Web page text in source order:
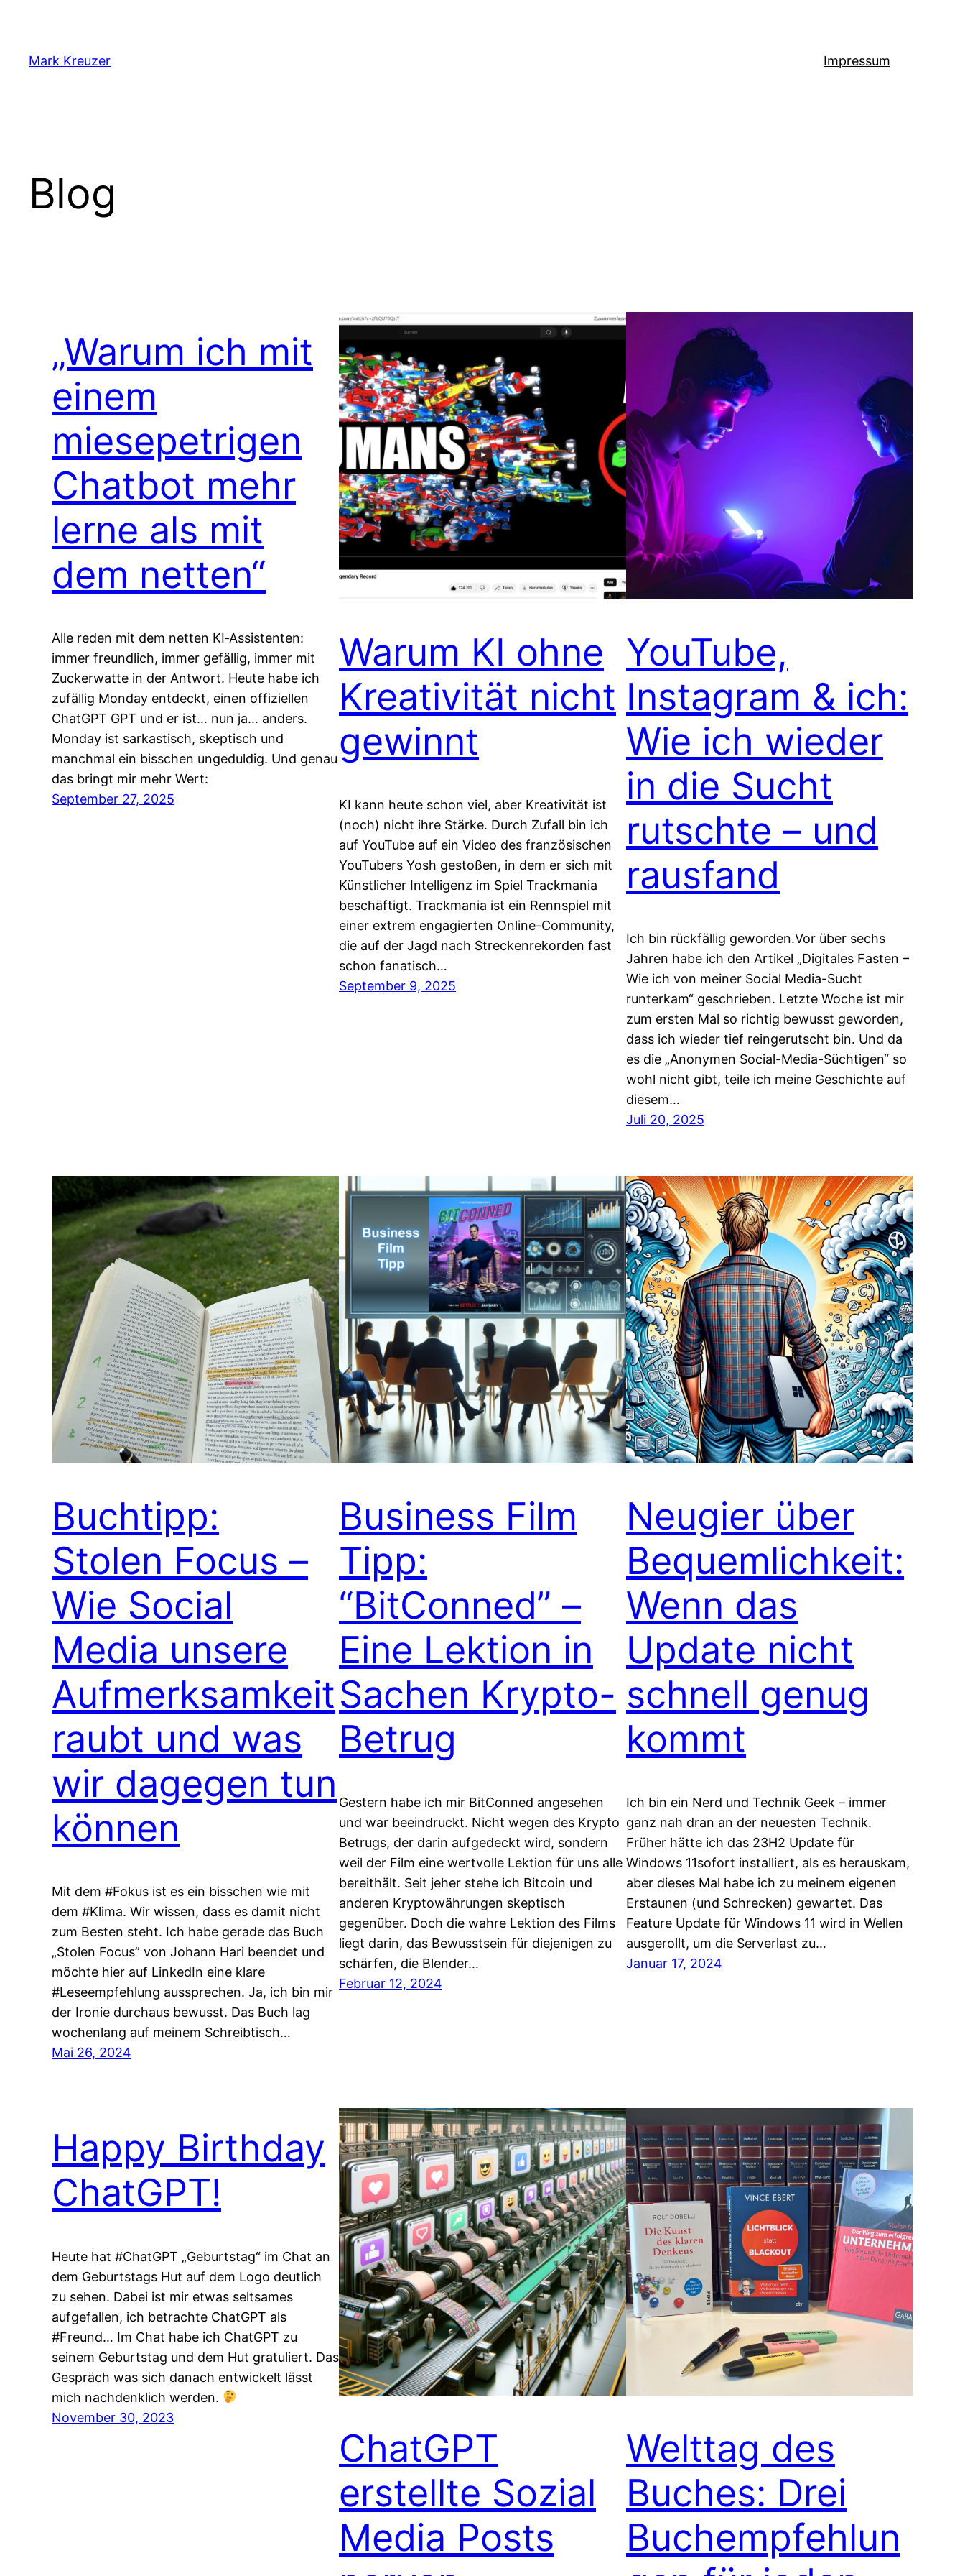
springen
Mark Kreuzer Impressum
Blog
„Warum ich mit
einem
miesepetrigen
Chatbot mehr
lerne als mit
dem netten“
Alle reden mit dem netten KI‑Assistenten:
immer freundlich, immer gefällig, immer mit
Zuckerwatte in der Antwort. Heute habe ich
zufällig Monday entdeckt, einen offiziellen
ChatGPT GPT und er ist… nun ja… anders.
Monday ist sarkastisch, skeptisch und
manchmal ein bisschen ungeduldig. Und genau
das bringt mir mehr Wert:
September 27, 2025
Warum KI ohne
Kreativität nicht
gewinnt
KI kann heute schon viel, aber Kreativität ist
(noch) nicht ihre Stärke. Durch Zufall bin ich
auf YouTube auf ein Video des französischen
YouTubers Yosh gestoßen, in dem er sich mit
Künstlicher Intelligenz im Spiel Trackmania
beschäftigt. Trackmania ist ein Rennspiel mit
einer extrem engagierten Online-Community,
die auf der Jagd nach Streckenrekorden fast
schon fanatisch…
September 9, 2025
YouTube,
Instagram & ich:
Wie ich wieder
in die Sucht
rutschte – und
rausfand
Ich bin rückfällig geworden.Vor über sechs
Jahren habe ich den Artikel „Digitales Fasten –
Wie ich von meiner Social Media-Sucht
runterkam“ geschrieben. Letzte Woche ist mir
zum ersten Mal so richtig bewusst geworden,
dass ich wieder tief reingerutscht bin. Und da
es die „Anonymen Social-Media-Süchtigen“ so
wohl nicht gibt, teile ich meine Geschichte auf
diesem…
Juli 20, 2025
Buchtipp:
Stolen Focus –
Wie Social
Media unsere
Aufmerksamkeit
raubt und was
wir dagegen tun
können
Mit dem #Fokus ist es ein bisschen wie mit
dem #Klima. Wir wissen, dass es damit nicht
zum Besten steht. Ich habe gerade das Buch
„Stolen Focus” von Johann Hari beendet und
möchte hier auf LinkedIn eine klare
#Leseempfehlung aussprechen. Ja, ich bin mir
der Ironie durchaus bewusst. Das Buch lag
wochenlang auf meinem Schreibtisch…
Mai 26, 2024
Business Film
Tipp:
“BitConned” –
Eine Lektion in
Sachen Krypto-
Betrug
Gestern habe ich mir BitConned angesehen
und war beeindruckt. Nicht wegen des Krypto
Betrugs, der darin aufgedeckt wird, sondern
weil der Film eine wertvolle Lektion für uns alle
bereithält. Seit jeher stehe ich Bitcoin und
anderen Kryptowährungen skeptisch
gegenüber. Doch die wahre Lektion des Films
liegt darin, das Bewusstsein für diejenigen zu
schärfen, die Blender…
Februar 12, 2024
Neugier über
Bequemlichkeit:
Wenn das
Update nicht
schnell genug
kommt
Ich bin ein Nerd und Technik Geek – immer
ganz nah dran an der neuesten Technik.
Früher hätte ich das 23H2 Update für
Windows 11sofort installiert, als es herauskam,
aber dieses Mal habe ich zu meinem eigenen
Erstaunen (und Schrecken) gewartet. Das
Feature Update für Windows 11 wird in Wellen
ausgerollt, um die Serverlast zu…
Januar 17, 2024
Happy Birthday
ChatGPT!
Heute hat #ChatGPT „Geburtstag“ im Chat an
dem Geburtstags Hut auf dem Logo deutlich
zu sehen. Dabei ist mir etwas seltsames
aufgefallen, ich betrachte ChatGPT als
#Freund… Im Chat habe ich ChatGPT zu
seinem Geburtstag und dem Hut gratuliert. Das
Gespräch was sich danach entwickelt lässt
mich nachdenklich werden.
November 30, 2023
ChatGPT
erstellte Sozial
Media Posts
Welttag des
Buches: Drei
Buchempfehlun